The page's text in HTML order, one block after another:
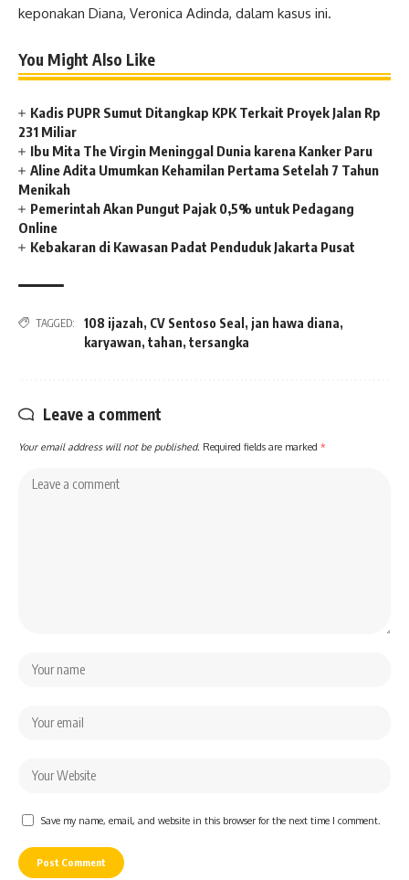
keponakan Diana, Veronica Adinda, dalam kasus ini.
You Might Also Like
Kadis PUPR Sumut Ditangkap KPK Terkait Proyek Jalan Rp
231 Miliar
Ibu Mita The Virgin Meninggal Dunia karena Kanker Paru
Aline Adita Umumkan Kehamilan Pertama Setelah 7 Tahun
Menikah
Pemerintah Akan Pungut Pajak 0,5% untuk Pedagang
Online
Kebakaran di Kawasan Padat Penduduk Jakarta Pusat
TAGGED: 108 ijazah, CV Sentoso Seal , jan hawa diana,
karyawan, tahan, tersangka
Leave a comment
Your email address will not be published. Required fields are marked *
Save my name, email, and website in this browser for the next time I comment.